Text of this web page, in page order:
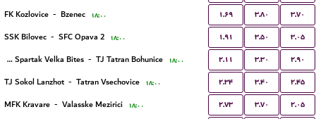
FK Kozlovice - Bzenec ۱۸:۰۰ ۱.۶۹ ۳.۸۰ ۳.۷۰
SSK Bilovec - SFC Opava 2 ۱۸:۰۰ ۱.۹۱ ۳.۵۰ ۳.۰۵
FC Spartak Velka Bites - TJ Tatran Bohunice ۱۸:۰۰ ۲.۱۱ ۳.۳۰ ۲.۹۰
TJ Sokol Lanzhot - Tatran Vsechovice ۱۸:۰۰ ۲.۳۴ ۳.۴۰ ۲.۴۵
MFK Kravare - Valasske Mezirici ۱۸:۰۰ ۲.۷۳ ۳.۷۰ ۲.۰۵